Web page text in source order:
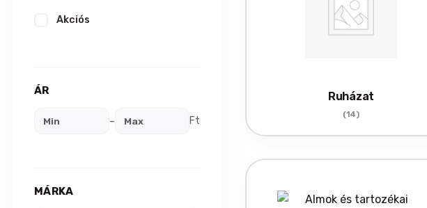
Akciós
ÁR
- Ft
MÁRKA
Ruházat
(14)